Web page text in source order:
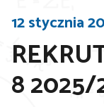
12 stycznia
8 2025/